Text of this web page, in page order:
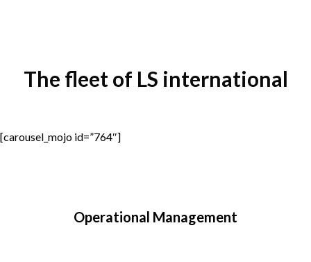
The fleet of LS international
[carousel_mojo id=”764″]
Operational Management